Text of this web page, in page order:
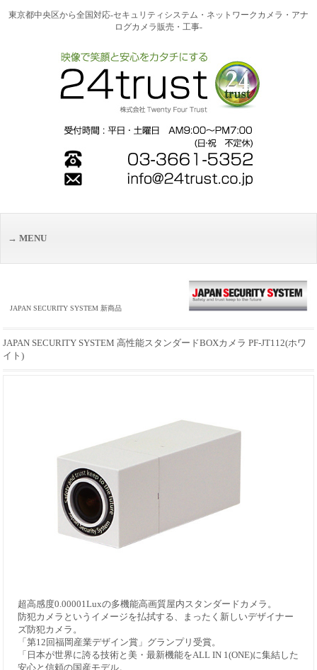
東京都中央区から全国対応-セキュリティシステム・ネットワークカメラ・アナ
ログカメラ販売・工事-
MENU
JAPAN SECURITY SYSTEM 新商品
JAPAN SECURITY SYSTEM 高性能スタンダードBOXカメラ PF-JT112(ホワ
イト)
超高感度0.00001Luxの多機能高画質屋内スタンダードカメラ。
防犯カメラというイメージを払拭する、まったく新しいデザイナー
ズ防犯カメラ。
「第12回福岡産業デザイン賞」グランプリ受賞。
「日本が世界に誇る技術と美・最新機能をALL IN 1(ONE)に集結した
安心と信頼の国産モデル。